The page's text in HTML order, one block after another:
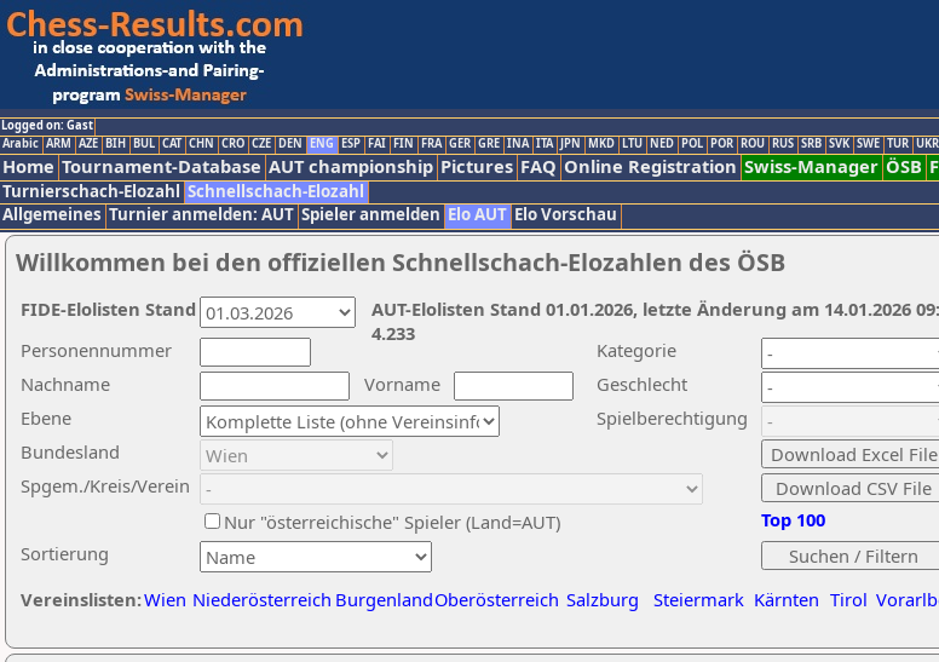
Logged on: Gast
Arabic ARM AZE BIH BUL CAT CHN CRO CZE DEN ENG ESP FAI FIN FRA GER GRE INA ITA JPN MKD LTU NED POL POR ROU RUS SRB SVK SWE TUR UKR
Home Tournament-Database AUT championship Pictures FAQ Online Registration Swiss-Manager ÖSB
Turnierschach-Elozahl Schnellschach-Elozahl
Allgemeines Turnier anmelden: AUT Spieler anmelden Elo AUT Elo Vorschau
Willkommen bei den offiziellen Schnellschach-Elozahlen des ÖSB
Nachname
Vorname
Ebene
Kategorie
Sortierung
Personennummer
Bundesland
Spgem./Kreis/Verein
Geschlecht
Nur "österreichische" Spieler (Land=AUT)
Spielberechtigung
Vereinslisten:Wien Niederösterreich BurgenlandOberösterreich Salzburg Steiermark Kärnten Tirol
Top 100
AUT-Elolisten Stand 01.01.2026, letzte Änderung am 14.01.2026
4.233
FIDE-Elolisten Stand